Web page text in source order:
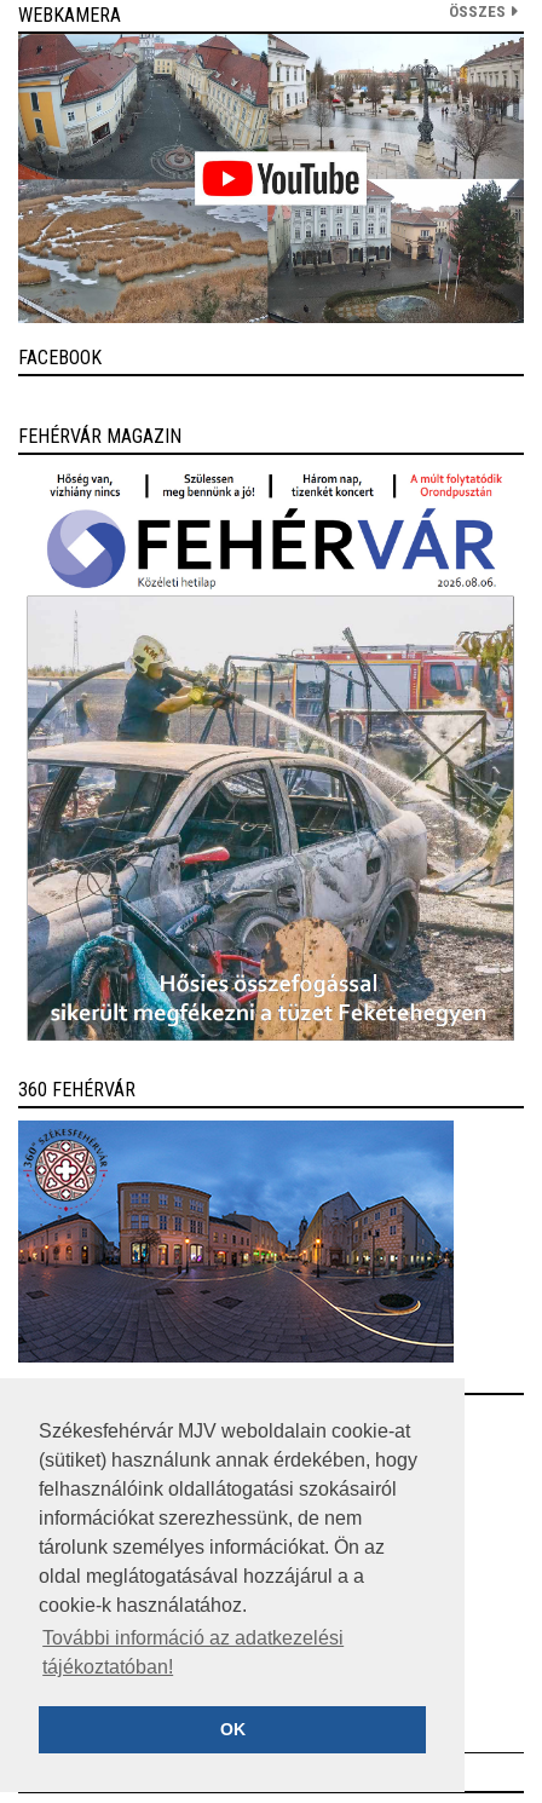
Székesfehérvár MJV weboldalain cookie-at
(sütiket) használunk annak érdekében, hogy
felhasználóink oldallátogatási szokásairól
információkat szerezhessünk, de nem
tárolunk személyes információkat. Ön az
oldal meglátogatásával hozzájárul a a
cookie-k használatához.
További információ az adatkezelési
tájékoztatóban!
OK
WEBKAMERA ÖSSZES
FACEBOOK
FEHÉRVÁR MAGAZIN
360 FEHÉRVÁR
RSS
A HONLAP 2017.03.31-I ÁLLAPOTA
JOGI NYILATKOZAT
IMPRESSZUM
KÖZÉRDEKŰ ADATOK